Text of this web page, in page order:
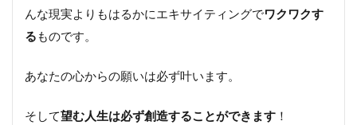
んな現実よりもはるかにエキサイティングでワクワクす
るものです。
あなたの心からの願いは必ず叶います。
そして望む人生は必ず創造することができます ！